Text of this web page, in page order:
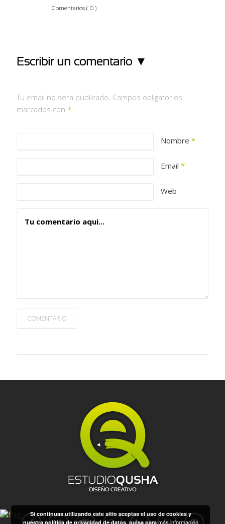
Comentarios ( 0 )
Escribir un comentario ▼
Tu email no sera publicado. Campos obligatorios
marcados con *
Nombre *
Email *
Web
COMENTARIO
Si continuas utilizando este sitio aceptas el uso de cookies y
nuestra política de privacidad de datos, pulsa paramás información